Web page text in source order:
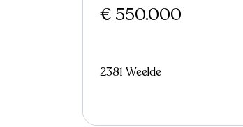
€ 550.000
2381 Weelde